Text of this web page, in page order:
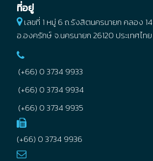
ที่อยู่
เลขที่ 1 หมู่ 6 ถ.รังสิตนครนายก คลอง 14
อ.องครักษ์ จ.นครนายก26120 ประเทศไทย
(+66) 0 3734 9933
(+66) 0 3734 9934
(+66) 0 3734 9935
(+66) 0 3734 9936